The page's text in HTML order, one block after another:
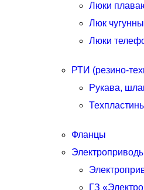
Люки
Люк
Люки
РТИ (резино-
Рукава,
Фланцы
ГЗ